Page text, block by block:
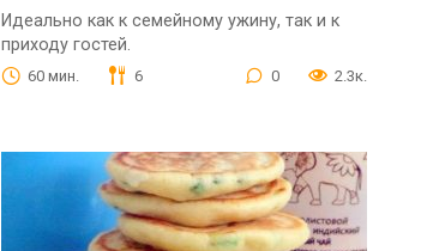
Идеально как к семейному ужину, так и к
приходу гостей.
60 мин. 6 0 2.3к.